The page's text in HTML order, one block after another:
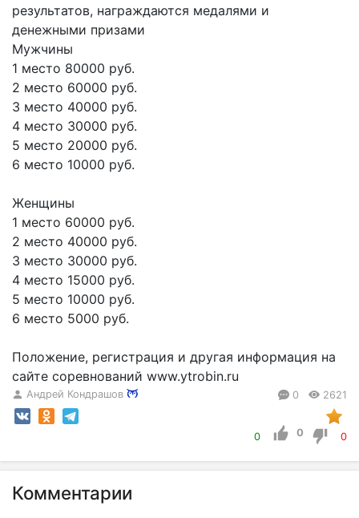
результатов, награждаются медалями и
денежными призами
Мужчины
1 место 80000 руб.
2 место 60000 руб.
3 место 40000 руб.
4 место 30000 руб.
5 место 20000 руб.
6 место 10000 руб.
Женщины
1 место 60000 руб.
2 место 40000 руб.
3 место 30000 руб.
4 место 15000 руб.
5 место 10000 руб.
6 место 5000 руб.
Положение, регистрация и другая информация на
сайте соревнований www.ytrobin.ru
Андрей Кондрашов 0 2621
0 0 0
Комментарии